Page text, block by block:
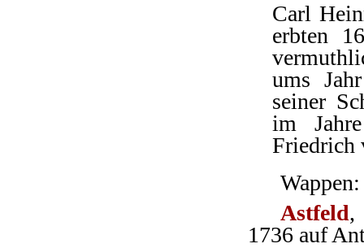
Carl
erbten
ums
seiner
im
Friedrich
Astfeld,
1736 auf